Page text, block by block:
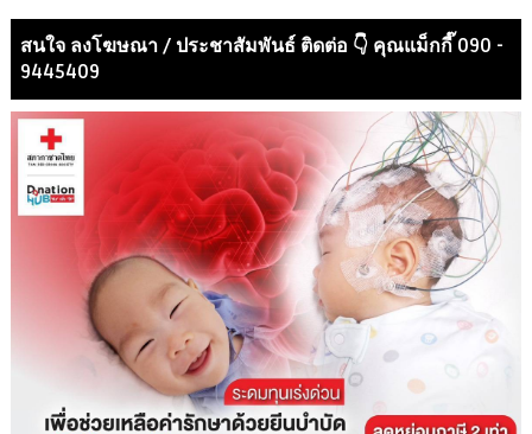
สนใจ ลงโฆษณา / ประชาสัมพันธ์ ติดต่อ 👇 คุณแม็กกี๊ 090 -
9445409